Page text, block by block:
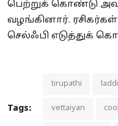
பெற்றுக் கொண்டு
வழங்கினார்.
செல்ஃபி எடுத்துக்
Tags:
tirupathi
vettaiyan